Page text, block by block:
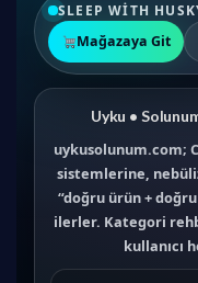
SLEEP WITH
Mağazaya Git
Uyku •
uykusolunum.com;
sistemlerine,
“doğru ürün +
ilerler. Kategori
kullanıcı